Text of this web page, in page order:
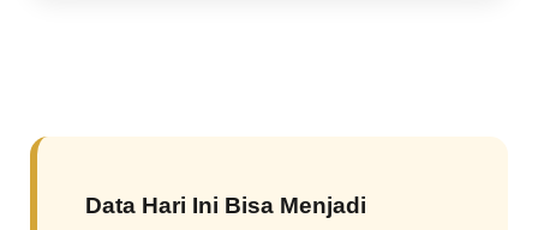
Data Hari Ini Bisa Menjadi